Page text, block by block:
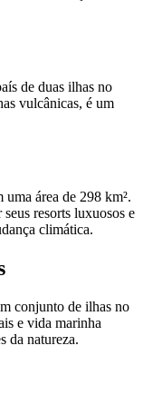
de duas ilhas no
vulcânicas, é um
área de 298 km².
resorts luxuosos e
climática.
conjunto de ilhas no
e vida marinha
da natureza.